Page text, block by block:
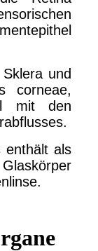
und
corneae,
mit den
enthält als